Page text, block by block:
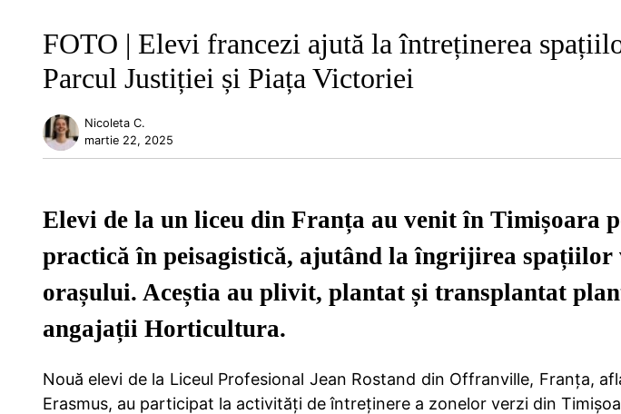
FOTO | Elevi francezi ajută la întreținerea
Parcul Justiției și Piața Victoriei
Nicoleta C.
martie 22, 2025
Elevi de la un liceu din Franța au venit în Timișoara
practică în peisagistică, ajutând la îngrijirea spațiilor
orașului. Aceștia au plivit, plantat și transplantat
angajații Horticultura.
Nouă elevi de la Liceul Profesional Jean Rostand din Offranville, Franța,
Erasmus, au participat la activități de întreținere a zonelor verzi din